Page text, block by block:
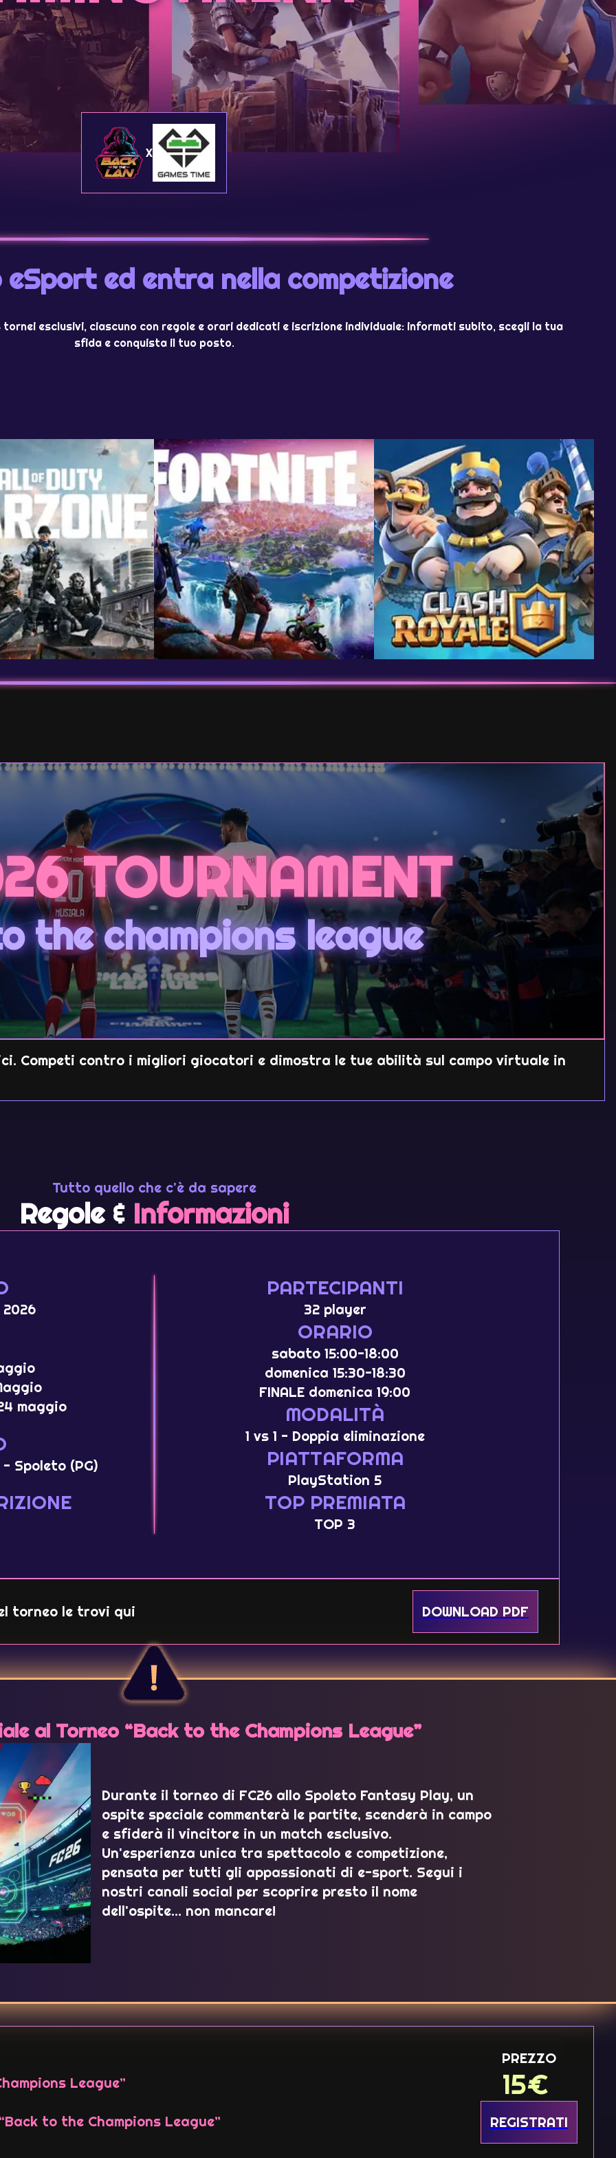
X
ed entra nella competizione
esclusivi, ciascuno con regole e orari dedicati e iscrizione individuale: informati subito, scegli la tua
sfida e conquista il tuo posto.
TOURNAMENT
the champions league
Competi contro i migliori giocatori e dimostra le tue abilità sul campo virtuale in
Tutto quello che c'è da sapere
Regole & Informazioni
2026
maggio
Spoleto (PG)
PARTECIPANTI
32 player
ORARIO
sabato 15:00-18:00
domenica 15:30-18:30
FINALE domenica 19:00
MODALITÀ
1 vs 1 - Doppia eliminazione
PIATTAFORMA
PlayStation 5
TOP PREMIATA
TOP 3
torneo le trovi qui DOWNLOAD PDF
al Torneo “Back to the Champions League”
Durante il torneo di FC26 allo Spoleto Fantasy Play, un
ospite speciale commenterà le partite, scenderà in campo
e sfiderà il vincitore in un match esclusivo.
Un'esperienza unica tra spettacolo e competizione,
pensata per tutti gli appassionati di e-sport. Segui i
nostri canali social per scoprire presto il nome
dell'ospite… non mancare!
League”
to the Champions League”
PREZZO
15€
REGISTRATI